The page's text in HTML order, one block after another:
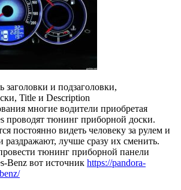
заголовки и подзаголовки,
Title и Description
многие водители приобретая
проводят тюнинг приборной доски.
постоянно видеть человеку за рулем и
раздражают, лучше сразу их сменить.
тюнинг приборной панели
Benz вот источник https://pandora-